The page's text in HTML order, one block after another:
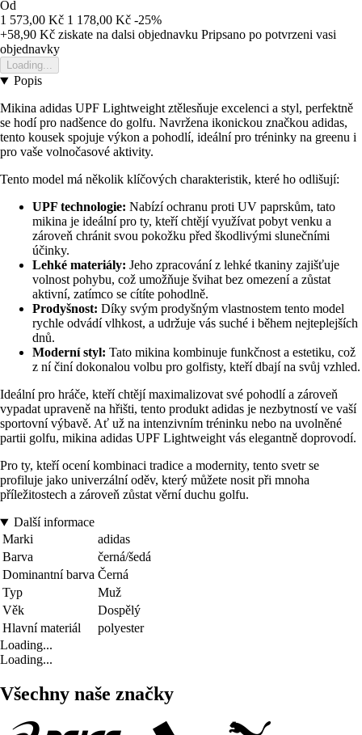
Od
1 573,00 Kč 1 178,00 Kč -25%
+58,90 Kč ziskate na dalsi objednavku Pripsano po potvrzeni vasi
objednavky
Loading...
Popis
Mikina adidas UPF Lightweight ztělesňuje excelenci a styl, perfektně
se hodí pro nadšence do golfu. Navržena ikonickou značkou adidas,
tento kousek spojuje výkon a pohodlí, ideální pro tréninky na greenu i
pro vaše volnočasové aktivity.
Tento model má několik klíčových charakteristik, které ho odlišují:
UPF technologie: Nabízí ochranu proti UV paprskům, tato
mikina je ideální pro ty, kteří chtějí využívat pobyt venku a
zároveň chránit svou pokožku před škodlivými slunečními
účinky.
Lehké materiály: Jeho zpracování z lehké tkaniny zajišťuje
volnost pohybu, což umožňuje švihat bez omezení a zůstat
aktivní, zatímco se cítíte pohodlně.
Prodyšnost: Díky svým prodyšným vlastnostem tento model
rychle odvádí vlhkost, a udržuje vás suché i během nejteplejších
dnů.
Moderní styl: Tato mikina kombinuje funkčnost a estetiku, což
z ní činí dokonalou volbu pro golfisty, kteří dbají na svůj vzhled.
Ideální pro hráče, kteří chtějí maximalizovat své pohodlí a zároveň
vypadat upraveně na hřišti, tento produkt adidas je nezbytností ve vaší
sportovní výbavě. Ať už na intenzivním tréninku nebo na uvolněné
partii golfu, mikina adidas UPF Lightweight vás elegantně doprovodí.
Pro ty, kteří ocení kombinaci tradice a modernity, tento svetr se
profiluje jako univerzální oděv, který můžete nosit při mnoha
příležitostech a zároveň zůstat věrní duchu golfu.
Další informace
Marki
adidas
Barva
černá/šedá
Dominantní barva Černá
Typ
Muž
Věk
Dospělý
Hlavní materiál
polyester
Loading...
Loading...
Všechny naše značky